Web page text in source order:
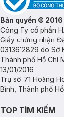
Bản quyền ©
Công Ty cổ phần
Giấy chứng nhận
0313612829 do Sở
Thành phố Hồ Chí
13/01/2016
Trụ sở: 71 Hoàng
Bình, Thành phố
TOP TÌM KIẾM